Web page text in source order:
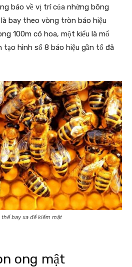
báo về vị trí của những bông
bay theo vòng tròn báo hiệu
100m có hoa, một kiểu là mổ
tạo hình số 8 báo hiệu gần tổ đã
bay xa để kiếm mật
ong mật